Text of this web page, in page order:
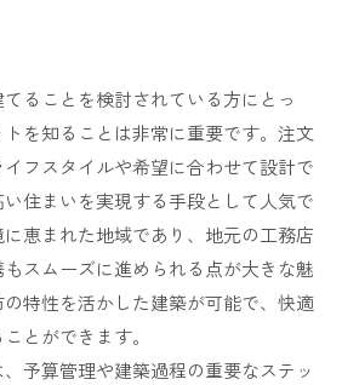
ることを検討されている方にとっ
を知ることは非常に重要です。注文
フスタイルや希望に合わせて設計で
住まいを実現する手段として人気で
恵まれた地域であり、地元の工務店
スムーズに進められる点が大きな魅
特性を活かした建築が可能で、快適
とができます。
予算管理や建築過程の重要なステッ